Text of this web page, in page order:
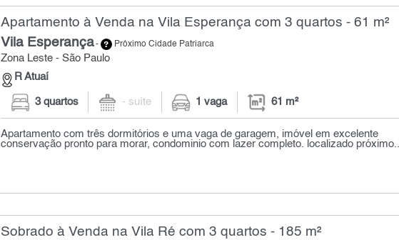
Apartamento à Venda na Vila Esperança com 3 quartos - 61 m²
Vila Esperança- Próximo Cidade Patriarca
Zona Leste - São Paulo
R Atuaí
3 quartos - suíte 1 vaga 61 m²
Apartamento com três dormitórios e uma vaga de garagem, imóvel em excelente
conservação pronto para morar, condominio com lazer completo. localizado próximo...
Sobrado à Venda na Vila Ré com 3 quartos - 185 m²